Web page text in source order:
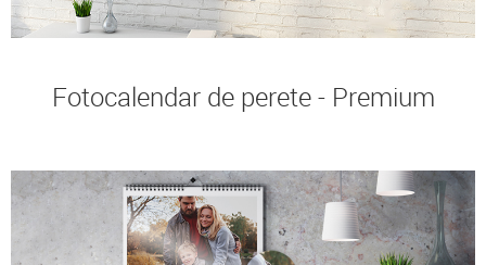
Fotocalendar de perete - Premium